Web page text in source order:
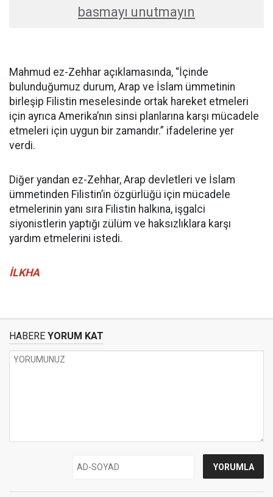
basmayı unutmayın
Mahmud ez-Zehhar açıklamasında, “İçinde
bulunduğumuz durum, Arap ve İslam ümmetinin
birleşip Filistin meselesinde ortak hareket etmeleri
için ayrıca Amerika’nın sinsi planlarına karşı mücadele
etmeleri için uygun bir zamandır.” ifadelerine yer
verdi.
Diğer yandan ez-Zehhar, Arap devletleri ve İslam
ümmetinden Filistin’in özgürlüğü için mücadele
etmelerinin yanı sıra Filistin halkına, işgalci
siyonistlerin yaptığı zülüm ve haksızlıklara karşı
yardım etmelerini istedi.
İLKHA
HABERE YORUM KAT